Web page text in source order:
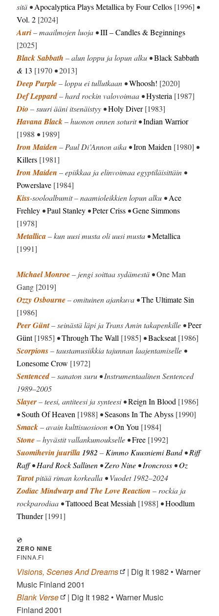
sitä •Apocalyptica Plays Metallica by Four Cellos [1996] •
Vol. 2 [2024]
Auri– maailmojen luoja •III – Candles & Beginnings
[2025]
Black Sabbath – alun loppu ja lopun alku •Black Sabbath
& 13 [1970 •2013]
Deep Purple– loppu ei tullutkaan •Whoosh! [2020]
Def Leppard– hard rockin valovoimaa •Hysteria [1987]
Dio – suuri ääni itsenäistyy •Holy Diver[1983]
Havana Black– huonon onnen soturit •Indian Warrior
[1988 •1989]
Iron Maiden – Paul Di’Annon aika •Iron Maiden [1980] •
Killers [1981]
Iron Maiden – epiikkaa ja elinvoimaa egyptiläisittäin •
Powerslave [1984]
Kiss-sooloalbumit – naamioleikkien lopun alku •Ace
Frehley •Paul Stanley •Peter Criss •Gene Simmons
[1978]
Metallica– kun uusi musta oli uusi musta •Metallica
[1991]
Michael Monroe– jengi soittaa sydämestä •One Man
Gang [2019]
Ozzy Osbourne– omituinen ajankuva •The Ultimate Sin
[1986]
Peer Günt– seinästä läpi ja Trans Amin takapenkille •Peer
Günt[1985] •Through The Wall [1985] •Backseat[1986]
Scorpions– taustamusiikkia tajunnan laajentamiselle •
Lonesome Crow [1972]
Sentenced– sanaton suru • Instrumentaalinen Sentenced
1989–2005
Slayer– teesi, antiteesi ja synteesi •Reign In Blood [1986]
•South Of Heaven [1988] •Seasons In The Abyss [1990]
Smack– avain kulttisuosioon •On You [1984]
Stone– hyvästit vallankumoukselle •Free [1992]
Suomihevin juurilla1982 – Kimmo Kuusniemi Band•Riff
Raff•Hard Rock Sallinen •Zero Nine •Ironcross •Oz
Tarotpitää riman korkealla • Vuodet 1982–2024
Zodiac Mindwarp and The Love Reaction – rockia ja
rockparodiaa •Tattooed Beat Messiah [1988] •Hoodlum
Thunder[1991]
💿
ZERO NINE
FINNA.FI
Visions, Scenes And Dreams
| Dig It 1982 • Warner
Music Finland 2001
Blank Verse
| Dig It 1982 • Warner Music
Finland 2001